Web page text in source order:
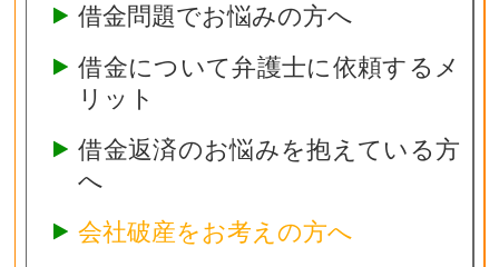
借金問題でお悩みの方へ
借金について弁護士に依頼するメ
リット
借金返済のお悩みを抱えている方
へ
会社破産をお考えの方へ